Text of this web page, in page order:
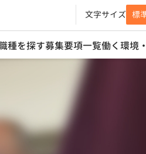
文字サイズ 標
種を探す募集要項一覧働く環境